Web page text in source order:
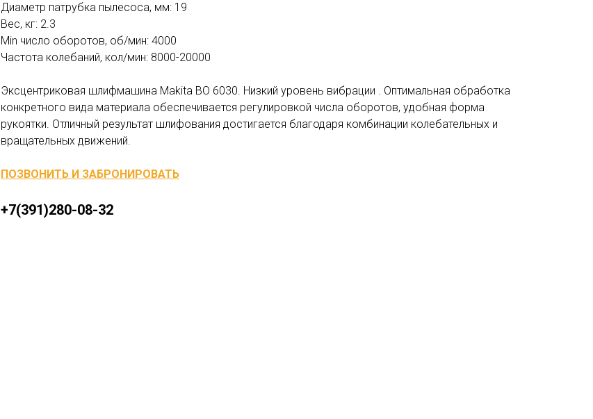
Диаметр патрубка пылесоса, мм: 19
Вес, кг: 2.3
Min число оборотов, об/мин: 4000
Частота колебаний, кол/мин: 8000-20000
Эксцентриковая шлифмашина Makita BO 6030. Низкий уровень вибрации . Оптимальная обработка
конкретного вида материала обеспечивается регулировкой числа оборотов, удобная форма
рукоятки. Отличный результат шлифования достигается благодаря комбинации колебательных и
вращательных движений.
ПОЗВОНИТЬ И ЗАБРОНИРОВАТЬ
+7(391)280-08-32